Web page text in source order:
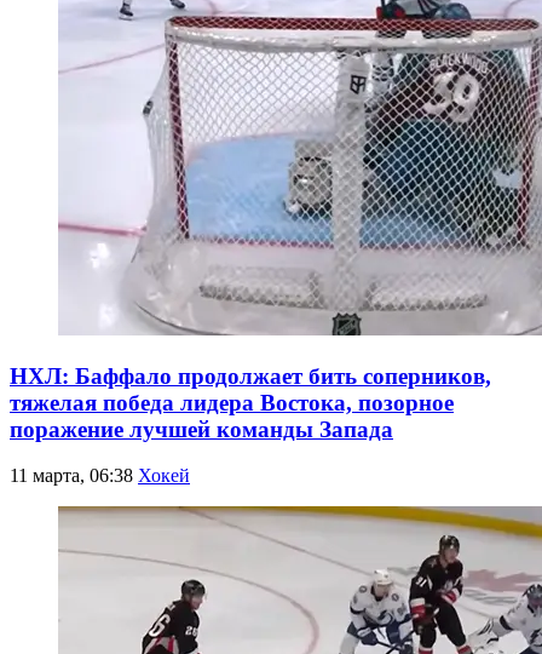
НХЛ: Баффало продолжает бить соперников,
тяжелая победа лидера Востока, позорное
поражение лучшей команды Запада
11 марта, 06:38 Хокей